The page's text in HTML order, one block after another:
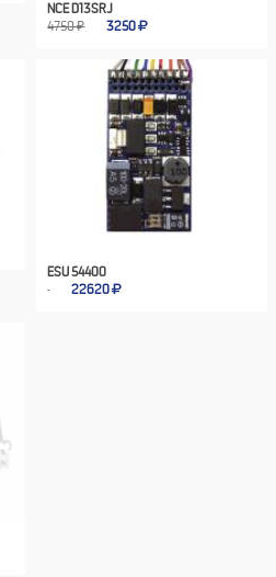
NCE D13SRJ
4750 ₽
3250
ESU 54400
22620